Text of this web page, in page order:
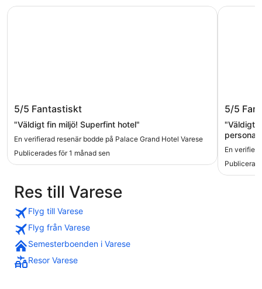
Palace Grand Hotel Varese
5/5 Fantastiskt
"Väldigt fin miljö! Superfint hotel"
En verifierad resenär bodde på Palace Grand Hotel Varese
Publicerades för 1 månad sen
Palace Grand Hotel Varese
Villa
5/5
"Väldigt
En
Villa
Res till Varese
Flyg till Varese
Flyg från Varese
Semesterboenden i Varese
Resor Varese